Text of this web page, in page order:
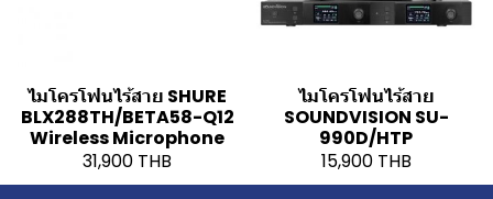
ไมโครโฟนไร้สาย SHURE
BLX288TH/BETA58-Q12
Wireless Microphone
31,900 THB
ไมโครโฟนไร้สาย
SOUNDVISION SU-
990D/HTP
15,900 THB